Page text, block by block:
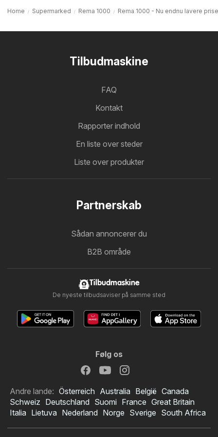
Home Supermarked Rema 1000 Rema 1000 - Nu endnu lavere
Tilbudmaskine
FAQ
Kontakt
Rapporter indhold
En liste over steder
Liste over produkter
Partnerskab
Sådan annoncerer du
B2B område
Tilbudmaskine
De nyeste tilbudsaviser på samme sted
Følg os
Andre lande: Österreich Australia België Canada
Schweiz Deutschland Suomi France Great Britain
Italia Lietuva Nederland Norge Sverige South Africa